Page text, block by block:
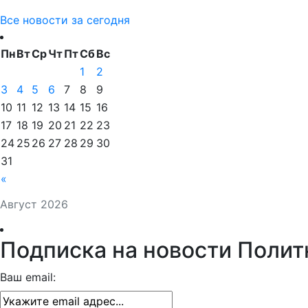
Все новости за сегодня
Август 2026
ПнВтСрЧтПтСбВс
«
1
2
3
4 5 6 7 8
9
10 11 12 13 14 15 16
17 18 19 20 21 22 23
24 25 26 27 28 29 30
31
Подписка на новости
Ваш email: